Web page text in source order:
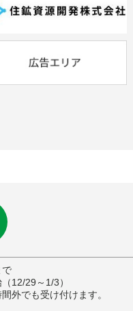
で
12/29～1/3）
外でも受け付けます。